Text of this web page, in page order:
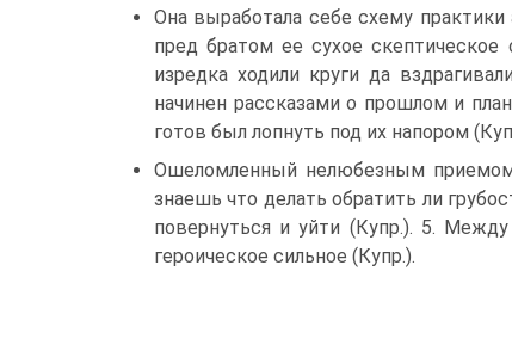
Она выработала себе схему практики
пред братом ее сухое
изредка ходили круги да
начинен рассказами о прошлом и
готов был лопнуть под их напором
Ошеломленный нелюбезным
знаешь что делать обратить ли
повернуться и уйти (Купр.). 5.
героическое сильное (Купр.).